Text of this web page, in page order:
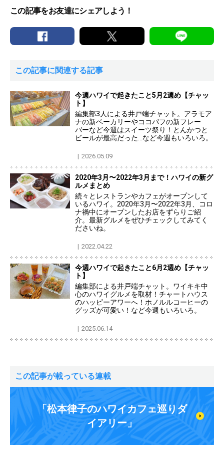
この記事をお友達にシェアしよう！
この記事に関連する記事
今週ハワイで起きたこと5月2週め【チャッ
ト】
編集部3人による井戸端チャット。アラモア
ナの新ベーカリーやココパフの新フレー
バーなど今週はスイーツ祭り！とんかつと
ビールが最高だった…など今週もいろいろ。
2026.05.09
2020年3月〜2022年3月まで！ハワイの新グ
ルメまとめ
続々とレストランやカフェがオープンして
いるハワイ。2020年3月〜2022年3月、コロ
ナ禍中にオープンしたお店をずらりご紹
介。最新グルメをぜひチェックしてみてく
ださいね。
2022.04.22
今週ハワイで起きたこと6月2週め【チャッ
ト】
編集部による井戸端チャット。ワイキキ中
心のハワイグルメを取材！チャートハウス
のハッピーアワーへ！ホノルルコーヒーの
グッズが可愛い！など今週もいろいろ。
2025.06.14
この記事が載っている連載
「松本律子のハワイカフェ巡りダ
イアリー」